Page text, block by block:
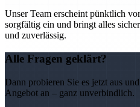
Unser Team erscheint pünktlich
sorgfältig ein und bringt alles
und zuverlässig.
Alle Fragen geklärt?
Dann probieren Sie es jetzt aus
Angebot an – ganz unverbindlich.